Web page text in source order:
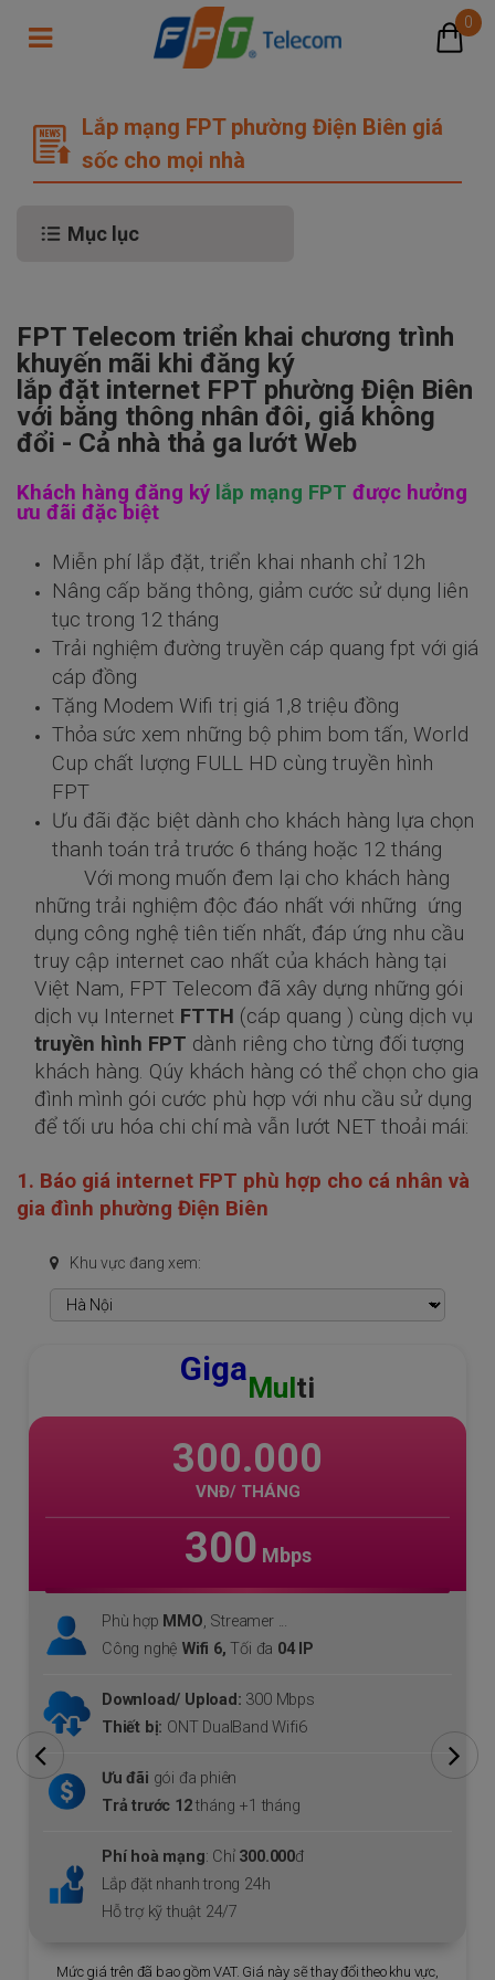
0
Lắp mạng FPT phường Điện Biên giá
sốc cho mọi nhà
Mục lục
FPT Telecom triển khai chương trình
khuyến mãi khi đăng ký
lắp đặt internet FPT phường Điện Biên
với băng thông nhân đôi, giá không
đổi - Cả nhà thả ga lướt Web
Khách hàng đăng ký lắp mạng FPT được hưởng
ưu đãi đặc biệt
Miễn phí lắp đặt, triển khai nhanh chỉ 12h
Nâng cấp băng thông, giảm cước sử dụng liên
tục trong 12 tháng
Trải nghiệm đường truyền cáp quang fpt với giá
cáp đồng
Tặng Modem Wifi trị giá 1,8 triệu đồng
Thỏa sức xem những bộ phim bom tấn, World
Cup chất lượng FULL HD cùng truyền hình
FPT
Ưu đãi đặc biệt dành cho khách hàng lựa chọn
thanh toán trả trước 6 tháng hoặc 12 tháng
Với mong muốn đem lại cho khách hàng
những trải nghiệm độc đáo nhất với những ứng
dụng công nghệ tiên tiến nhất, đáp ứng nhu cầu
truy cập internet cao nhất của khách hàng tại
Việt Nam, FPT Telecom đã xây dựng những gói
dịch vụ Internet FTTH (cáp quang ) cùng dịch vụ
truyền hình FPT dành riêng cho từng đối tượng
khách hàng. Qúy khách hàng có thể chọn cho gia
đình mình gói cước phù hợp với nhu cầu sử dụng
để tối ưu hóa chi chí mà vẫn lướt NET thoải mái:
1. Báo giá internet FPT phù hợp cho cá nhân và
gia đình phường Điện Biên
Khu vực đang xem:
GIGAF1
220.000
VNĐ/ THÁNG
300Mbps
Phù hợp với cá nhân, hộ gia đình lớn
Upload300 Mbps
+ 01 thiết bị mở rộng
sóngMesh WiFi 6
Tặng thêm01tháng cước.
Lắp đặt nhanh trong 24h
Hỗ trợ kỹ thuật 24/7
Mức giá trên đã bao gồm VAT. Giá này sẽ thay đổi theo khu vực,